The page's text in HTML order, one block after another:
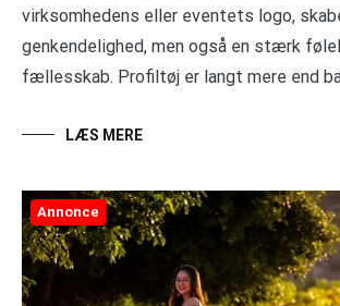
virksomhedens eller eventets logo,
genkendelighed, men også en stærk
fællesskab. Profiltøj er langt mere end
LÆS MERE
Annonce